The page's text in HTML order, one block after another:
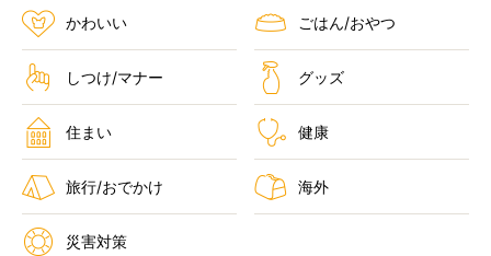
かわいい ごはん/おやつ
しつけ/マナー グッズ
住まい 健康
旅行/おでかけ 海外
災害対策